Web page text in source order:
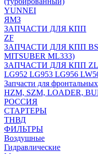
YUNNEI
ЯМЗ
ЗАПЧАСТИ ДЛЯ КПП
ZF
ЗАПЧАСТИ ДЛЯ КПП
MITSUBER ML333)
ЗАПЧАСТИ ДЛЯ КПП
LG952 LG953 LG956
Запчасти для
HZM, SZM, LOADER,
РОССИЯ
СТАРТЕРЫ
ТНВД
ФИЛЬТРЫ
Воздушные
Гидравлические